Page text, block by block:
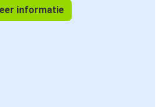
informatie